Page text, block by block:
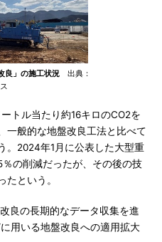
良」の施工状況 出典：
トル当たり約16キロのCO2を
一般的な地盤改良工法と比べて
。2024年1月に公表した大型重
の削減だったが、その後の技
たという。
良の長期的なデータ収集を進
用いる地盤改良への適用拡大